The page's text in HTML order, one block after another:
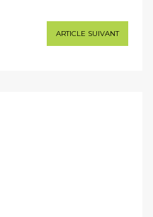
ARTICLE SUIVANT